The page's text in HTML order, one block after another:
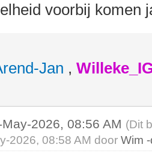
voorbij komen
Jan ,
May-2026, 08:56 AM (Dit
2026, 08:58 AM doorWim